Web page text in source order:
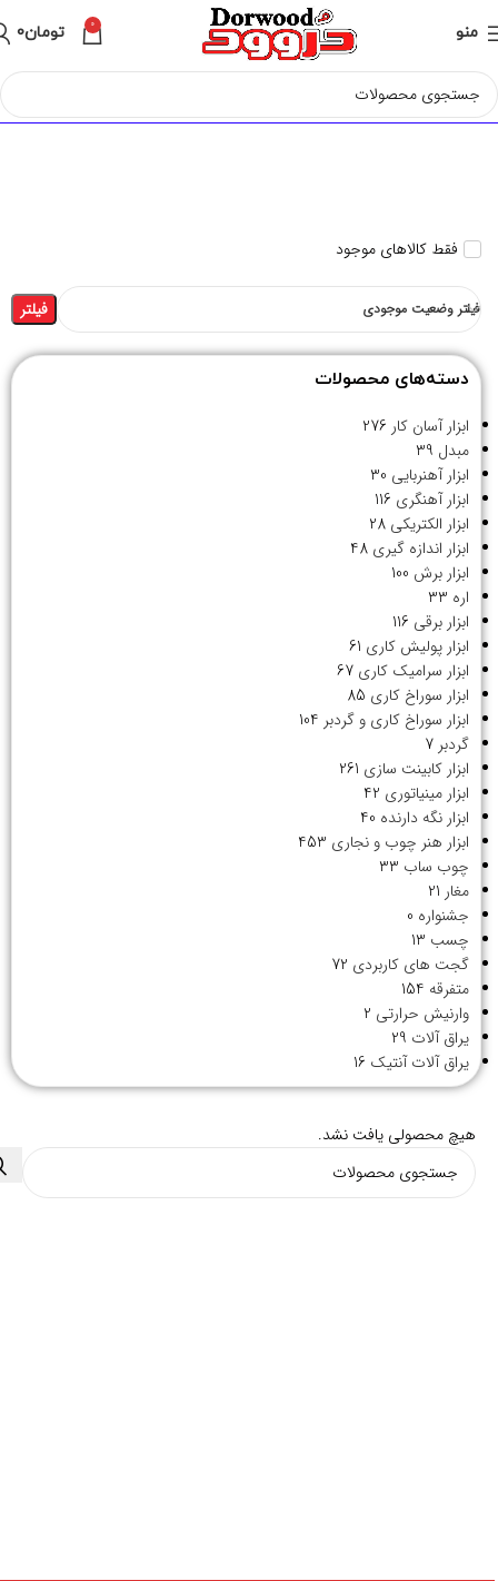
منو 0 تومان0
فقط کالاهای موجود
فیلتر وضعیت موجودی فیلتر
دسته‌های محصولات
ابزار آسان کار 276
مبدل 39
ابزار آهنربایی 30
ابزار آهنگری 116
ابزار الکتریکی 28
ابزار اندازه گیری 48
ابزار برش 100
اره 33
ابزار برقی 116
ابزار پولیش کاری 61
ابزار سرامیک کاری 67
ابزار سوراخ کاری 85
ابزار سوراخ کاری و گردبر 104
گردبر 7
ابزار کابینت سازی 261
ابزار مینیاتوری 42
ابزار نگه دارنده 40
ابزار هنر چوب و نجاری 453
چوب ساب 33
مغار 21
جشنواره 0
چسب 13
گجت های کاربردی 72
متفرقه 154
وارنیش حرارتی 2
یراق آلات 29
یراق آلات آنتیک 16
هیچ محصولی یافت نشد.